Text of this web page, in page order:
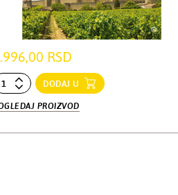
RSD
DODAJ U
PROIZVOD